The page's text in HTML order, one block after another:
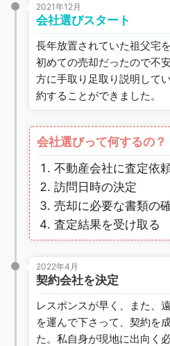
2021年12月
会社選びスタート
長年放置されていた祖父宅
初めての売却だったので不
方に手取り足取り説明して
約することができました。
会社選びって何するの？
不動産会社に査定依
訪問日時の決定
売却に必要な書類の
査定結果を受け取る
2022年4月
契約会社を決定
レスポンスが早く、また、
を運んで下さって、契約を
た。私自身が現地に出向く